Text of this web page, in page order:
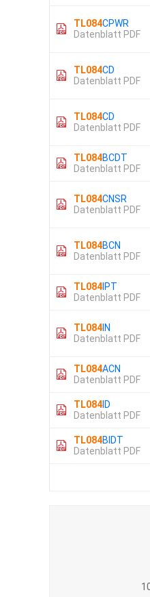
TL084CPWR
Datenblatt PDF
TL084CD
Datenblatt PDF
TL084CD
Datenblatt PDF
TL084BCDT
Datenblatt PDF
TL084CNSR
Datenblatt PDF
TL084BCN
Datenblatt PDF
TL084 IPT
Datenblatt PDF
TL084 IN
Datenblatt PDF
TL084ACN
Datenblatt PDF
TL084 ID
Datenblatt PDF
TL084BIDT
Datenblatt PDF